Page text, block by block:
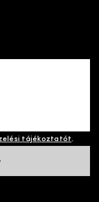
tájékoztatót.